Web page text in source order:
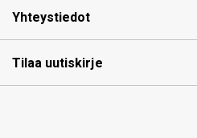
Yhteystiedot
Tilaa uutiskirje